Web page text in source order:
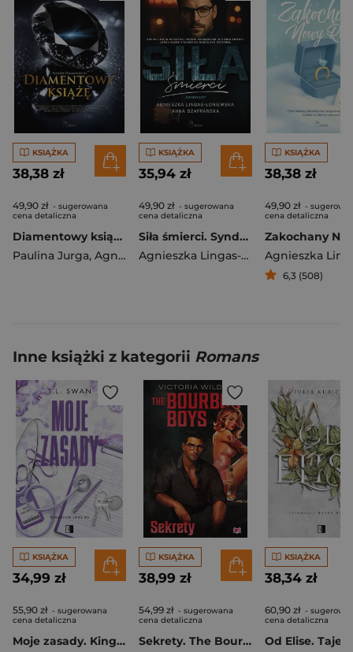
KSIĄŻKA
38,38 zł
49,90 zł - sugerowana
cena detaliczna
Diamentowy książę. Bloody diamonds. Tom 1
Paulina Jurga, Agnieszka Lingas-Łoniewska
KSIĄŻKA
35,94 zł
49,90 zł - sugerowana
cena detaliczna
Siła śmierci. Syndykat. Tom 7
Agnieszka Lingas-Łoniewska
KSIĄŻKA
38,38 zł
49,90 zł -
cena detaliczna
6,3 (508)
Inne książki z kategorii Romans
KSIĄŻKA
34,99 zł
55,90 zł - sugerowana
cena detaliczna
Moje zasady. Kingston Lane. Tom 1
KSIĄŻKA
38,99 zł
54,99 zł - sugerowana
cena detaliczna
Sekrety. The Bourbon Boys
KSIĄŻKA
38,34 zł
60,90 zł -
cena detaliczna